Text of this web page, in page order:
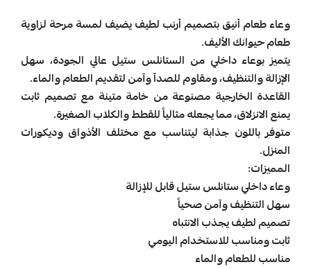
وعاء طعام أنيق بتصميم أرنب لطيف يضيف لمسة مرحة لزاوية
طعام حيوانك الأليف.
يتميز بوعاء داخلي من الستانلس ستيل عالي الجودة، سهل
الإزالة والتنظيف، ومقاوم للصدأ وآمن لتقديم الطعام والماء.
القاعدة الخارجية مصنوعة من خامة متينة مع تصميم ثابت
يمنع الانزلاق، مما يجعله مثالياً للقطط والكلاب الصغيرة.
متوفر باللون جذابة ليتناسب مع مختلف الأذواق وديكورات
المنزل.
المميزات:
وعاء داخلي ستانلس ستيل قابل للإزالة
سهل التنظيف وآمن صحياً
تصميم لطيف يجذب الانتباه
ثابت ومناسب للاستخدام اليومي
مناسب للطعام والماء